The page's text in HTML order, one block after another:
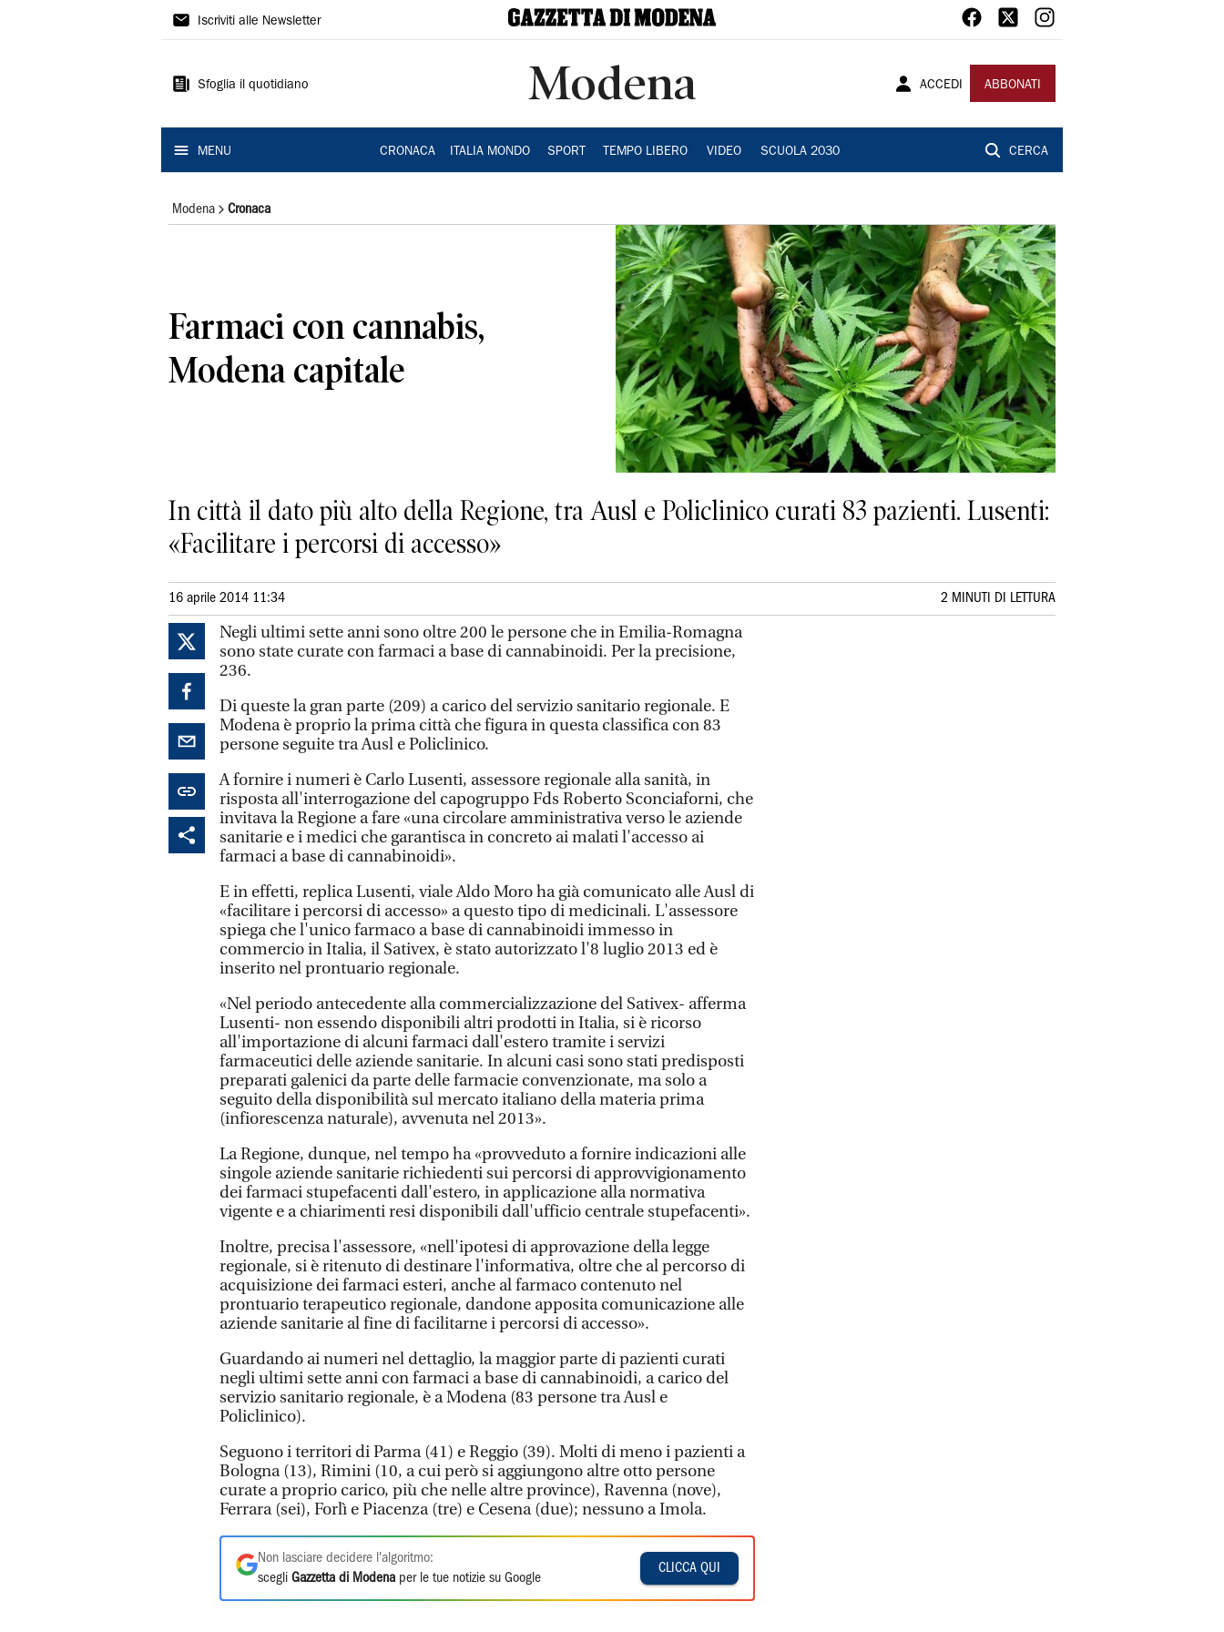
Gazzetta
Modena
Iscriviti alle Newsletter
Sfoglia il quotidiano Modena ACCEDI ABBONATI
MENU CRONACA ITALIA MONDO SPORT TEMPO LIBERO VIDEO SCUOLA 2030 CERCA
Modena Cronaca
Farmaci con cannabis,
Modena capitale
In città il dato più alto della Regione, tra Ausl e Policlinico curati 83 pazienti. Lusenti:
«Facilitare i percorsi di accesso»
16 aprile 2014 11:34 2 MINUTI DI LETTURA
Negli ultimi sette anni sono oltre 200 le persone che in Emilia-Romagna
sono state curate con farmaci a base di cannabinoidi. Per la precisione,
236.
Di queste la gran parte (209) a carico del servizio sanitario regionale. E
Modena è proprio la prima città che figura in questa classifica con 83
persone seguite tra Ausl e Policlinico.
A fornire i numeri è Carlo Lusenti, assessore regionale alla sanità, in
risposta all'interrogazione del capogruppo Fds Roberto Sconciaforni, che
invitava la Regione a fare «una circolare amministrativa verso le aziende
sanitarie e i medici che garantisca in concreto ai malati l'accesso ai
farmaci a base di cannabinoidi».
E in effetti, replica Lusenti, viale Aldo Moro ha già comunicato alle Ausl di
«facilitare i percorsi di accesso» a questo tipo di medicinali. L'assessore
spiega che l'unico farmaco a base di cannabinoidi immesso in
commercio in Italia, il Sativex, è stato autorizzato l'8 luglio 2013 ed è
inserito nel prontuario regionale.
«Nel periodo antecedente alla commercializzazione del Sativex- afferma
Lusenti- non essendo disponibili altri prodotti in Italia, si è ricorso
all'importazione di alcuni farmaci dall'estero tramite i servizi
farmaceutici delle aziende sanitarie. In alcuni casi sono stati predisposti
preparati galenici da parte delle farmacie convenzionate, ma solo a
seguito della disponibilità sul mercato italiano della materia prima
(infiorescenza naturale), avvenuta nel 2013».
La Regione, dunque, nel tempo ha «provveduto a fornire indicazioni alle
singole aziende sanitarie richiedenti sui percorsi di approvvigionamento
dei farmaci stupefacenti dall'estero, in applicazione alla normativa
vigente e a chiarimenti resi disponibili dall'ufficio centrale stupefacenti».
Inoltre, precisa l'assessore, «nell'ipotesi di approvazione della legge
regionale, si è ritenuto di destinare l'informativa, oltre che al percorso di
acquisizione dei farmaci esteri, anche al farmaco contenuto nel
prontuario terapeutico regionale, dandone apposita comunicazione alle
aziende sanitarie al fine di facilitarne i percorsi di accesso».
Guardando ai numeri nel dettaglio, la maggior parte di pazienti curati
negli ultimi sette anni con farmaci a base di cannabinoidi, a carico del
servizio sanitario regionale, è a Modena (83 persone tra Ausl e
Policlinico).
Seguono i territori di Parma (41) e Reggio (39). Molti di meno i pazienti a
Bologna (13), Rimini (10, a cui però si aggiungono altre otto persone
curate a proprio carico, più che nelle altre province), Ravenna (nove),
Ferrara (sei), Forlì e Piacenza (tre) e Cesena (due); nessuno a Imola.
Non lasciare decidere l'algoritmo:
scegli Gazzetta di Modena per le tue notizie su Google
CLICCA QUI